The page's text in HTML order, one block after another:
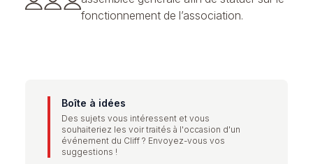
fonctionnement de l’association.
Boîte à idées
Des sujets vous intéressent et vous
souhaiteriez les voir traités à l'occasion d'un
événement du Cliff ? Envoyez-vous vos
suggestions !